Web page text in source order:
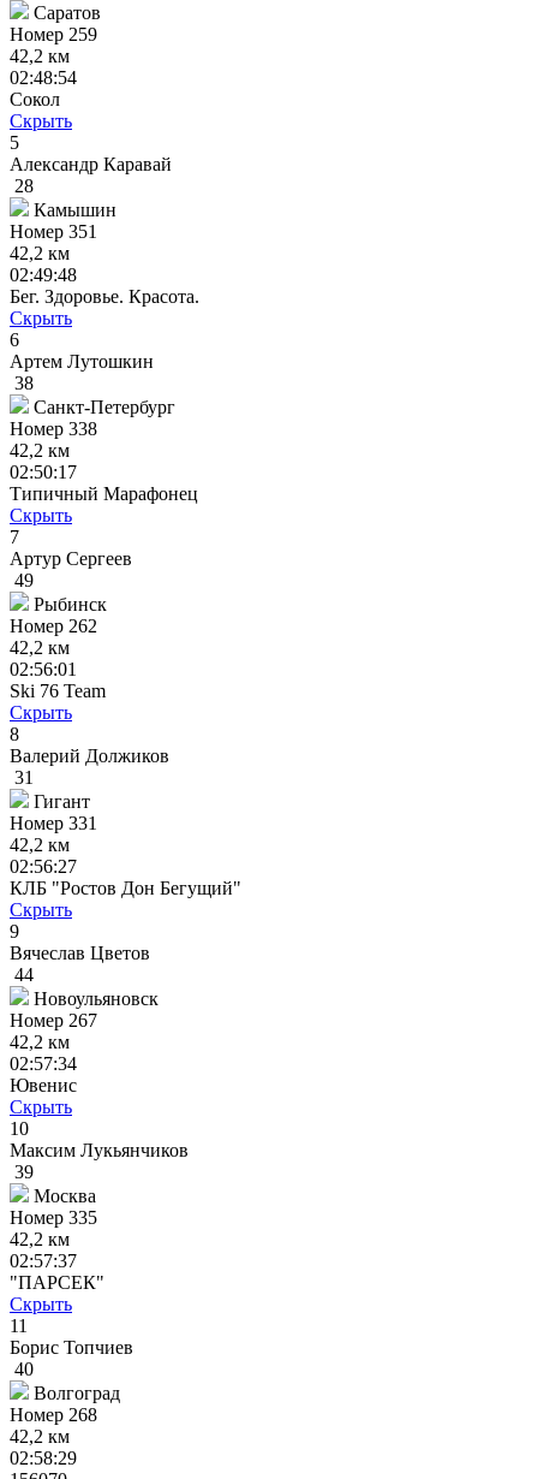
Саратов
Номер 259
42,2 км
02:48:54
Сокол
Скрыть
5
Александр Каравай
28
Камышин
Номер 351
42,2 км
02:49:48
Бег. Здоровье. Красота.
Скрыть
6
Артем Лутошкин
38
Санкт-Петербург
Номер 338
42,2 км
02:50:17
Типичный Марафонец
Скрыть
7
Артур Сергеев
49
Рыбинск
Номер 262
42,2 км
02:56:01
Ski 76 Team
Скрыть
8
Валерий Должиков
31
Гигант
Номер 331
42,2 км
02:56:27
КЛБ "Ростов Дон Бегущий"
Скрыть
9
Вячеслав Цветов
44
Новоульяновск
Номер 267
42,2 км
02:57:34
Ювенис
Скрыть
10
Максим Лукьянчиков
39
Москва
Номер 335
42,2 км
02:57:37
"ПАРСЕК"
Скрыть
11
Борис Топчиев
40
Волгоград
Номер 268
42,2 км
02:58:29